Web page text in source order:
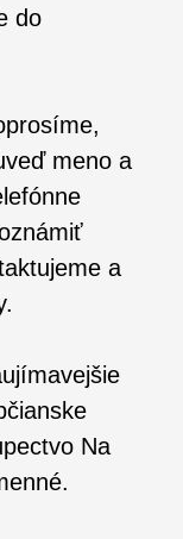
do
meno a
a
Na